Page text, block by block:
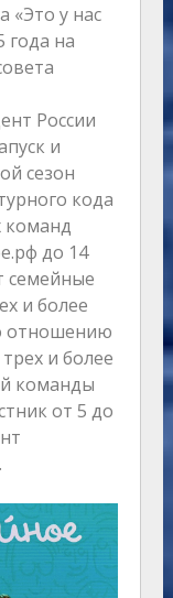
«Это у нас
года на
России
и
сезон
кода
команд
до 14
семейные
и более
отношению
и более
команды
от 5 до